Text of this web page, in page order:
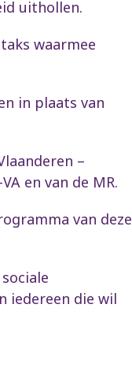
uithollen.
waarmee
in plaats van
–
en van de MR.
van deze
iedereen die wil